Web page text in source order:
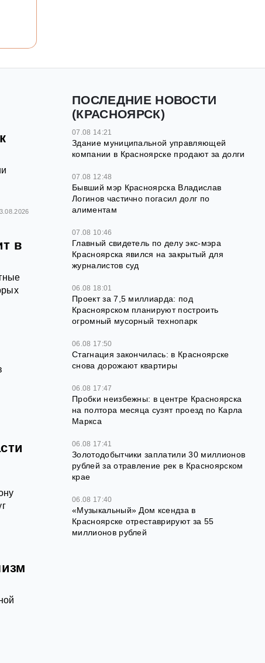
в
ПОСЛЕДНИЕ НОВОСТИ
(КРАСНОЯРСК)
07.08 14:21
Здание муниципальной управляющей
компании в Красноярске продают за долги
07.08 12:48
Бывший мэр Красноярска Владислав
Логинов частично погасил долг по
алиментам
07.08 10:46
Главный свидетель по делу экс-мэра
Красноярска явился на закрытый для
журналистов суд
06.08 18:01
Проект за 7,5 миллиарда: под
Красноярском планируют построить
огромный мусорный технопарк
06.08 17:50
Стагнация закончилась: в Красноярске
снова дорожают квартиры
06.08 17:47
Пробки неизбежны: в центре Красноярска
на полтора месяца сузят проезд по Карла
Маркса
06.08 17:41
Золотодобытчики заплатили 30 миллионов
рублей за отравление рек в Красноярском
крае
06.08 17:40
«Музыкальный» Дом ксендза в
Красноярске отреставрируют за 55
миллионов рублей